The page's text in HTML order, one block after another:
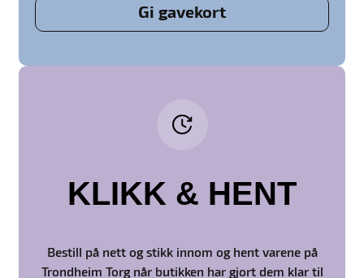
Gi gavekort
KLIKK & HENT
Bestill på nett og stikk innom og hent varene på
Trondheim Torg når butikken har gjort dem klar til